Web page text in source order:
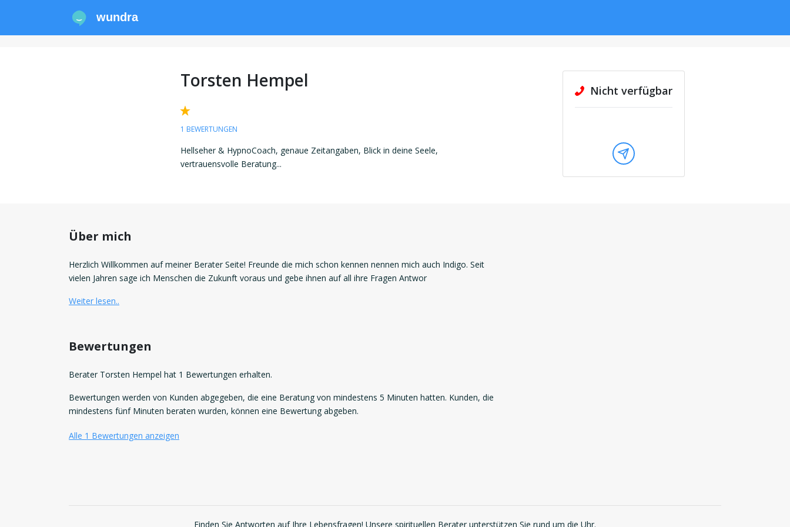
wundra
Nicht verfügbar
Torsten Hempel
1 BEWERTUNGEN
Hellseher & HypnoCoach, genaue Zeitangaben, Blick in deine Seele,
vertrauensvolle Beratung...
Über mich
Herzlich Willkommen auf meiner Berater Seite! Freunde die mich schon kennen nennen mich auch Indigo. Seit
vielen Jahren sage ich Menschen die Zukunft voraus und gebe ihnen auf all ihre Fragen Antwor
Weiter lesen..
Bewertungen
Berater Torsten Hempel hat 1 Bewertungen erhalten.
Bewertungen werden von Kunden abgegeben, die eine Beratung von mindestens 5 Minuten hatten. Kunden, die
mindestens fünf Minuten beraten wurden, können eine Bewertung abgeben.
Alle 1 Bewertungen anzeigen
Finden Sie Antworten auf Ihre Lebensfragen! Unsere spirituellen Berater unterstützen Sie rund um die Uhr.